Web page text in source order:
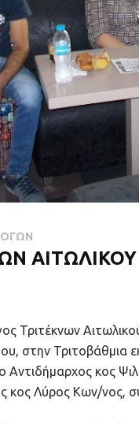
Τριτέκνων
στην Τριτοβάθμια
Αντιδήμαρχος κος
κος Λύρος Κων/νος,